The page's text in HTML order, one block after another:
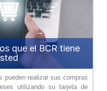
que el BCR tiene
pueden realizar sus compras
utilizando su tarjeta de